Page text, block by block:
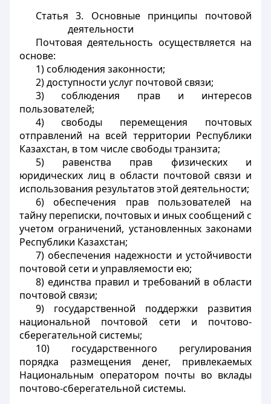
Статья 3. Основные принципы почтовой
деятельности
Почтовая деятельность осуществляется на
основе:
1) соблюдения законности;
2) доступности услуг почтовой связи;
3) соблюдения прав и интересов
пользователей;
4) свободы перемещения почтовых
отправлений на всей территории Республики
Казахстан, в том числе свободы транзита;
5) равенства прав физических и
юридических лиц в области почтовой связи и
использования результатов этой деятельности;
6) обеспечения прав пользователей на
тайну переписки, почтовых и иных сообщений с
учетом ограничений, установленных законами
Республики Казахстан;
7) обеспечения надежности и устойчивости
почтовой сети и управляемости ею;
8) единства правил и требований в области
почтовой связи;
9) государственной поддержки развития
национальной почтовой сети и почтово-
сберегательной системы;
10) государственного регулирования
порядка размещения денег, привлекаемых
Национальным оператором почты во вклады
почтово-сберегательной системы.